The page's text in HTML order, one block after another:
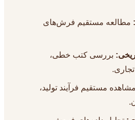
مطالعه مستقیم فرش‌های
بررسی کتب خطی،
مشاهده مستقیم فرآیند تولید،